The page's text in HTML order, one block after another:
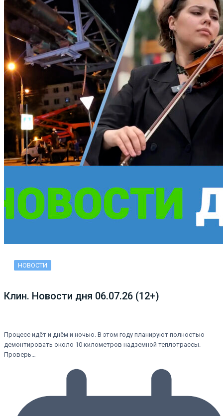
НОВОСТИ
Клин. Новости дня 06.07.26 (12+)
Процесс идёт и днём и ночью. В этом году планируют полностью
демонтировать около 10 километров надземной теплотрассы.
Проверь…